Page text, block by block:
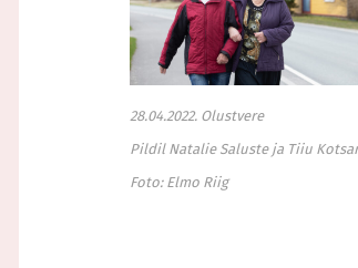
28.04.2022. Olustvere
Pildil Natalie Saluste ja Tiiu Kotsar
Foto: Elmo Riig